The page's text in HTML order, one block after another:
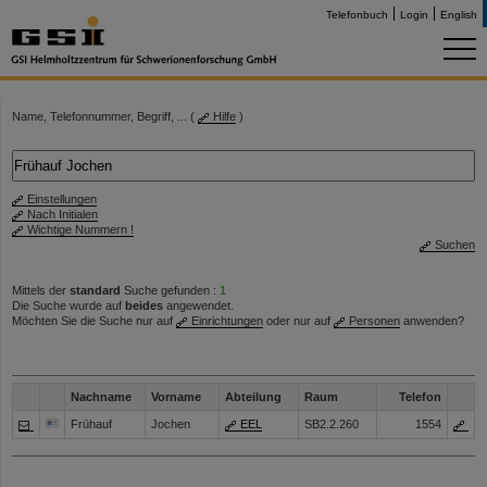
Telefonbuch Login English
Name, Telefonnummer, Begriff, ... ( Hilfe )
Einstellungen
Nach Initialen
Wichtige Nummern !
Suchen
Mittels der standard Suche gefunden : 1
Die Suche wurde auf beides angewendet.
Möchten Sie die Suche nur auf
Einrichtungen oder nur auf Personen anwenden?
Nachname Vorname Abteilung Raum Telefon
Frühauf Jochen EEL SB2.2.260 1554